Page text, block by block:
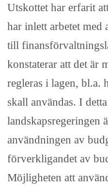
Utskottet har erfarit
har inlett arbetet med
till
konstaterar att det är
regleras i lagen, bl.a.
skall användas. I
landskapsregeringen
användningen av
förverkligandet av
Möjligheten att